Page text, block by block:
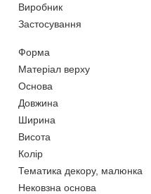
Виробник
Застосування
Форма
Матеріал верху
Основа
Довжина
Ширина
Висота
Колір
Тематика декору, малюнка
Нековзна основа